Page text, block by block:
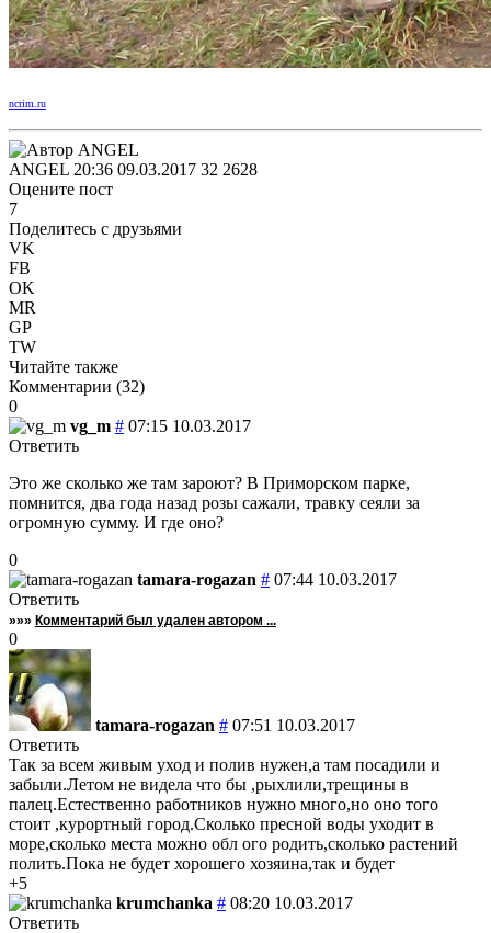
ncrim.ru
ANGEL 20:36 09.03.2017 32 2628
Оцените пост
7
Поделитесь с друзьями
VK
FB
OK
MR
GP
TW
Читайте также
Комментарии (32)
0
vg_m # 07:15 10.03.2017
Ответить
Это же сколько же там зароют? В Приморском парке,
помнится, два года назад розы сажали, травку сеяли за
огромную сумму. И где оно?
0
tamara-rogazan # 07:44 10.03.2017
Ответить
»»» Комментарий был удален автором ...
0
tamara-rogazan # 07:51 10.03.2017
Ответить
Так за всем живым уход и полив нужен,а там посадили и
забыли.Летом не видела что бы ,рыхлили,трещины в
палец.Естественно работников нужно много,но оно того
стоит ,курортный город.Сколько пресной воды уходит в
море,сколько места можно обл ого родить,сколько растений
полить.Пока не будет хорошего хозяина,так и будет
+5
krumchanka # 08:20 10.03.2017
Ответить